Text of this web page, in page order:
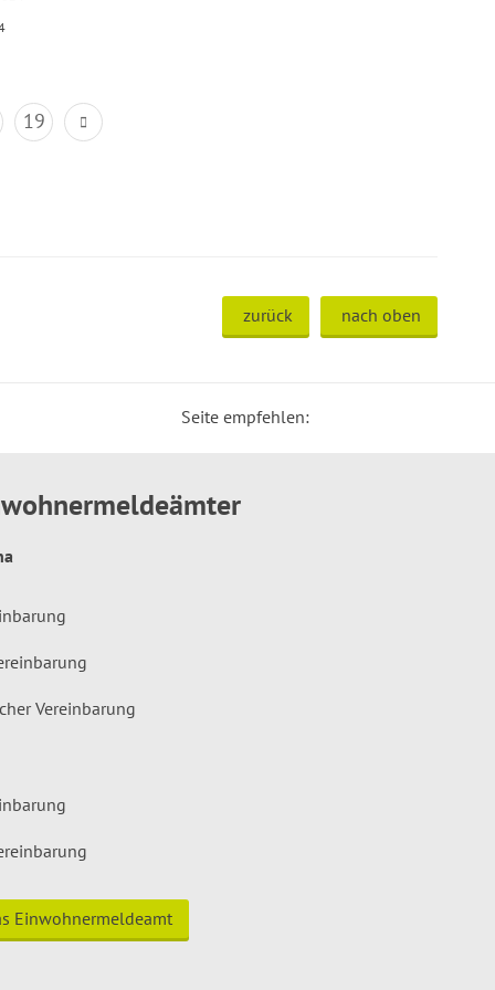
19
zurück nach oben
Seite empfehlen:
Vereinbarung
Einwohnermeldeamt